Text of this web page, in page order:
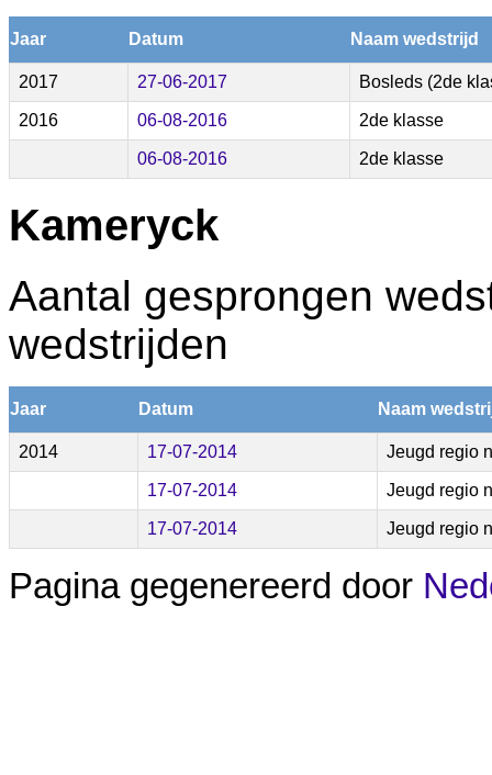
Jaar Datum Naam wedstrijd
2017 27-06-2017 Bosleds (2de
2016 06-08-2016 2de klasse
06-08-2016 2de klasse
Kameryck
Aantal gesprongen
wedstrijden
Jaar Datum Naam
2014 17-07-2014 Jeugd regio
17-07-2014 Jeugd regio
17-07-2014 Jeugd regio
Pagina gegenereerd door